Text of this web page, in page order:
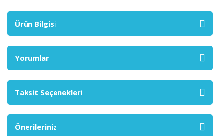
Ürün Bilgisi
Yorumlar
Taksit Seçenekleri
Önerileriniz